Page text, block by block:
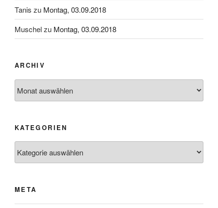
Tanis zu Montag, 03.09.2018
Muschelzu Montag, 03.09.2018
ARCHIV
KATEGORIEN
META